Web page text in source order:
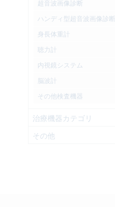
超音波画像診断
ハンディ型超音波画像診断
身長体重計
聴力計
内視鏡システム
脳波計
その他検査機器
治療機器カテゴリ
その他